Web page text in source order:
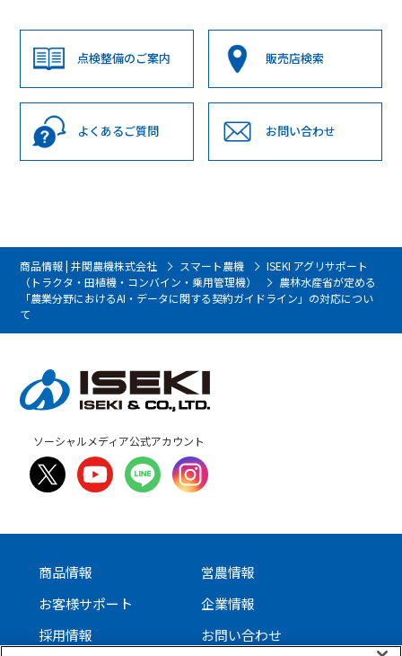
点検整備のご案内 販売店検索
よくあるご質問 お問い合わせ
商品情報 | 井関農機株式会社 スマート農機
ISEKI アグリサポート
（トラクタ・田植機・コンバイン・乗用管理機）
農林水産省が定める
「農業分野におけるAI・データに関する契約ガイドライン」の対応につい
て
ソーシャルメディア公式アカウント
商品情報
営農情報
お客様サポート
企業情報
採用情報
お問い合わせ